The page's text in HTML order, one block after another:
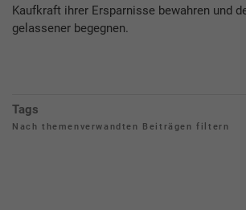
Kaufkraft ihrer Ersparnisse bewahren und
gelassener begegnen.
Tags
Nach themenverwandten Beiträgen filtern